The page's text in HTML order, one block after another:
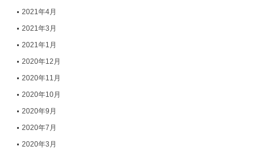
2021年4月
2021年3月
2021年1月
2020年12月
2020年11月
2020年10月
2020年9月
2020年7月
2020年3月